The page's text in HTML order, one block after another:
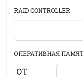
RAID CONTROLLER
ОПЕРАТИВНАЯ
ОТ